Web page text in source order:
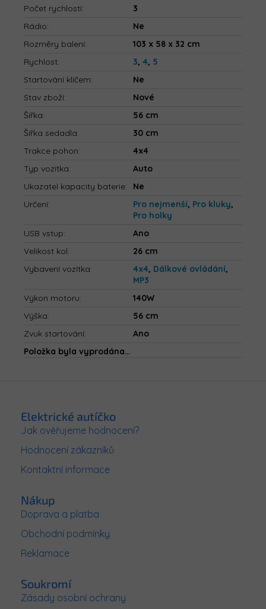
Počet rychlostí:
3
Rádio:
Ne
Rozměry balení:
103 x 58 x 32 cm
Rychlost: 3, 4, 5
Startování klíčem:
Ne
Stav zboží:
Nové
Šířka:
56 cm
Šířka sedadla:
30 cm
Trakce pohon:
4x4
Typ vozítka:
Auto
Ukazatel kapacity baterie:
Ne
Určení: Pro nejmenší, Pro kluky,
Pro holky
USB vstup:
Ano
Velikost kol:
26 cm
Vybavení vozítka: 4x4, Dálkové ovládání,
MP3
Výkon motoru:
140W
Výška:
56 cm
Zvuk startování:
Ano
Položka byla vyprodána…
Elektrické autíčko
Jak ověřujeme hodnocení?
Hodnocení zákazníků
Kontaktní informace
Nákup
Doprava a platba
Obchodní podmínky
Reklamace
Soukromí
Zásady osobní ochrany